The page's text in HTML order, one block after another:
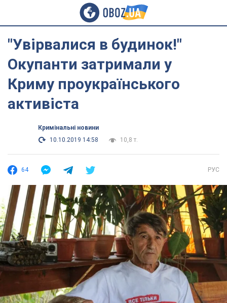
"Увірвалися в будинок!"
Окупанти затримали у
Криму проукраїнського
активіста
Кримінальні новини
10.10.2019 14:58
10,8 т.
64 РУС